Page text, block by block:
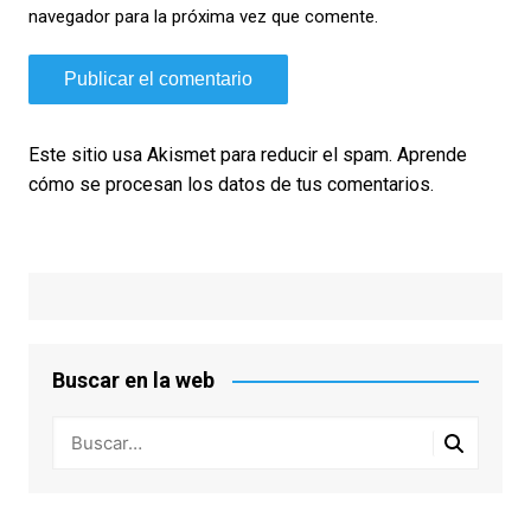
navegador para la próxima vez que comente.
Este sitio usa Akismet para reducir el spam. Aprende
cómo se procesan los datos de tus comentarios.
Buscar en la web